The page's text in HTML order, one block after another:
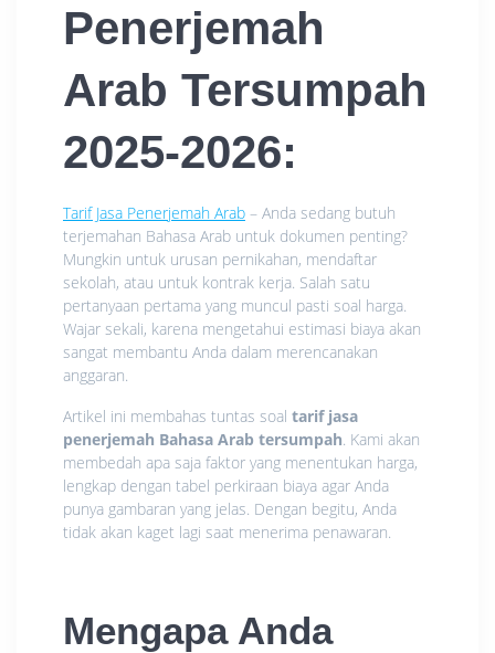
Penerjemah
Arab Tersumpah
2025-2026:
Tarif Jasa Penerjemah Arab – Anda sedang butuh
terjemahan Bahasa Arab untuk dokumen penting?
Mungkin untuk urusan pernikahan, mendaftar
sekolah, atau untuk kontrak kerja. Salah satu
pertanyaan pertama yang muncul pasti soal harga.
Wajar sekali, karena mengetahui estimasi biaya akan
sangat membantu Anda dalam merencanakan
anggaran.
Artikel ini membahas tuntas soal tarif jasa
penerjemah Bahasa Arab tersumpah. Kami akan
membedah apa saja faktor yang menentukan harga,
lengkap dengan tabel perkiraan biaya agar Anda
punya gambaran yang jelas. Dengan begitu, Anda
tidak akan kaget lagi saat menerima penawaran.
Mengapa Anda